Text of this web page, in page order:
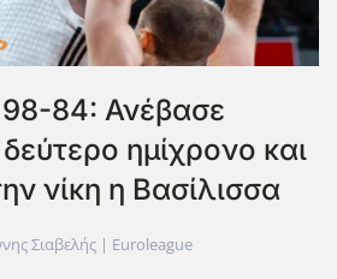
84: Ανέβασε
ημίχρονο και
νίκη η Βασίλισσα
Σιαβελής | Euroleague